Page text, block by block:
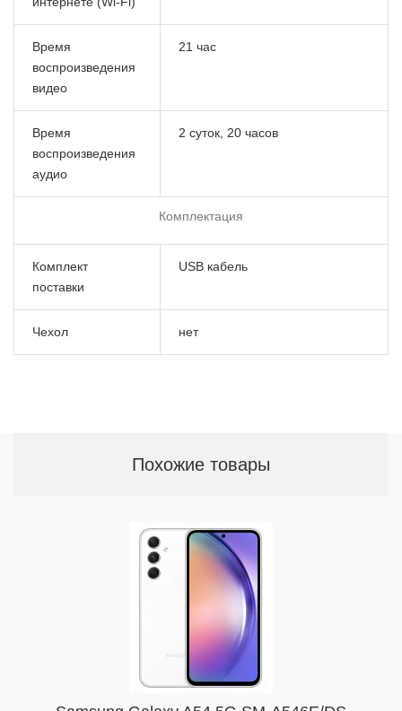
Время
воспроизведения
видео
21 час
Время
воспроизведения
аудио
2 суток, 20 часов
Комплектация
Комплект
поставки
USB кабель
Чехол нет
Похожие товары